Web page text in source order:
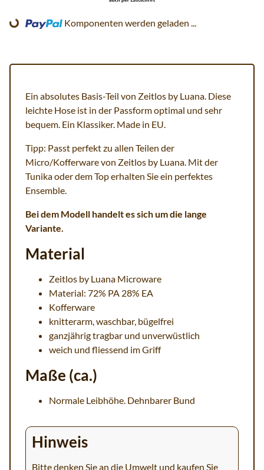
Loading... Komponenten werden geladen ...
Ein absolutes Basis-Teil von Zeitlos by Luana. Diese
leichte Hose ist in der Passform optimal und sehr
bequem. Ein Klassiker. Made in EU.
Tipp: Passt perfekt zu allen Teilen der
Micro/Kofferware von Zeitlos by Luana. Mit der
Tunika oder dem Top erhalten Sie ein perfektes
Ensemble.
Bei dem Modell handelt es sich um die lange
Variante.
Material
Zeitlos by Luana Microware
Material: 72% PA 28% EA
Kofferware
knitterarm, waschbar, bügelfrei
ganzjährig tragbar und unverwüstlich
weich und fliessend im Griff
Maße (ca.)
Normale Leibhöhe. Dehnbarer Bund
Hinweis
Bitte denken Sie an die Umwelt und kaufen Sie